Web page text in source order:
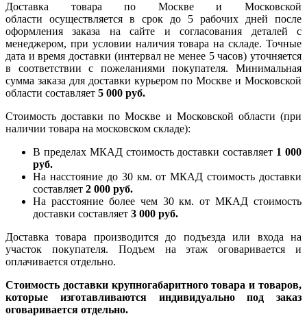
Доставка товара по Москве и Московской
области осуществляется в срок до 5 рабочих дней после
оформления заказа на сайте и согласования деталей с
менеджером, при условии наличия товара на складе. Точные
дата и время доставки (интервал не менее 5 часов) уточняется
в соответствии с пожеланиями покупателя. Минимальная
сумма заказа для доставки курьером по Москве и Московской
области составляет 5 000 руб.
Стоимость доставки по Москве и Московской области (при
наличии товара на московском складе):
В пределах МКАД стоимость доставки составляет 1 000
руб.
На насcтояние до 30 км. от МКАД стоимость доставки
составляет 2 000 руб.
На расстояние более чем 30 км. от МКАД стоимость
доставки составляет 3 000 руб.
Доставка товара производится до подъезда или входа на
участок покупателя. Подъем на этаж оговаривается и
оплачивается отдельно.
Стоимость доставки крупногабаритного товара и товаров,
которые изготавливаются индивидуально под заказ
оговаривается отдельно.